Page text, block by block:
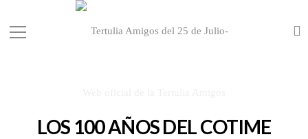
LOS 100 AÑOS DEL COTIME